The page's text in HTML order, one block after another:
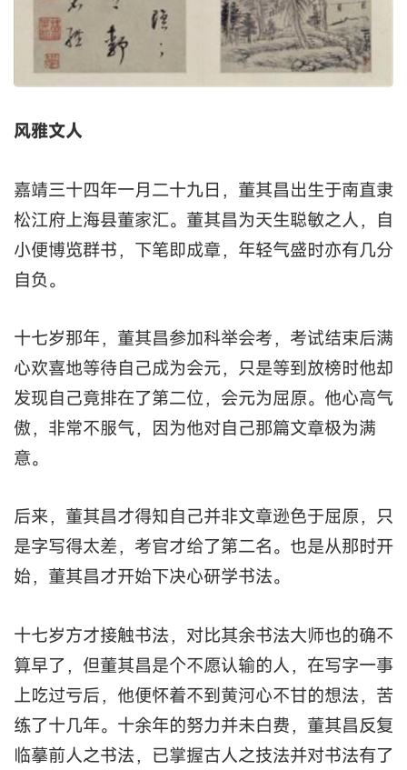
风雅文人
嘉靖三十四年一月二十九日，董其昌出生于南直隶
松江府上海县董家汇。董其昌为天生聪敏之人，自
小便博览群书，下笔即成章，年轻气盛时亦有几分
自负。
十七岁那年，董其昌参加科举会考，考试结束后满
心欢喜地等待自己成为会元，只是等到放榜时他却
发现自己竟排在了第二位，会元为屈原。他心高气
傲，非常不服气，因为他对自己那篇文章极为满
意。
后来，董其昌才得知自己并非文章逊色于屈原，只
是字写得太差，考官才给了第二名。也是从那时开
始，董其昌才开始下决心研学书法。
十七岁方才接触书法，对比其余书法大师也的确不
算早了，但董其昌是个不愿认输的人，在写字一事
上吃过亏后，他便怀着不到黄河心不甘的想法，苦
练了十几年。十余年的努力并未白费，董其昌反复
临摹前人之书法，已掌握古人之技法并对书法有了